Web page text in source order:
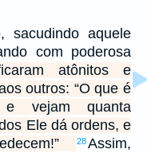
sacudindo aquele
com poderosa
atônitos e
outros: “O que é
e vejam quanta
Ele dá ordens, e
28Assim,